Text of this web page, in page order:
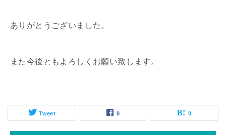
ありがとうございました。
また今後ともよろしくお願い致します。
Tweet 0 0